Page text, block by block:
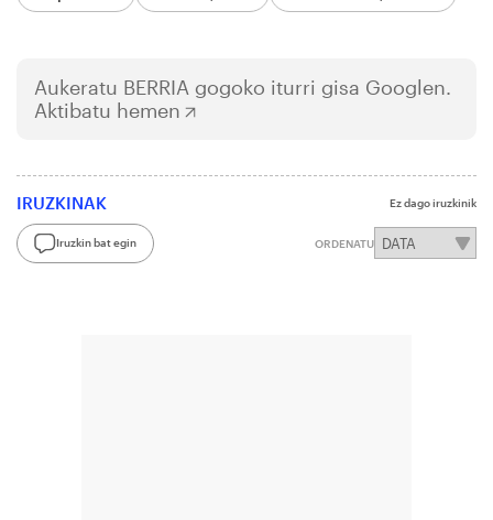
Aukeratu BERRIA gogoko iturri gisa Googlen.
Aktibatu hemen
IRUZKINAK Ez dago iruzkinik
Iruzkin bat egin ORDENATU